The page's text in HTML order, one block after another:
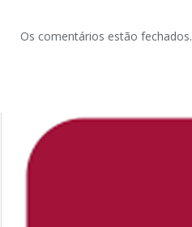
Os comentários estão fechados.